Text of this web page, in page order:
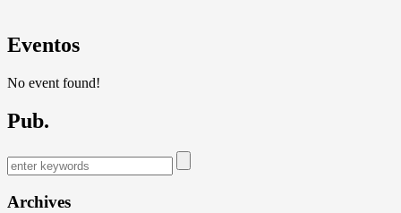
Eventos
No event found!
Pub.
Archives